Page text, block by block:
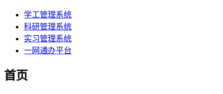
学工管理系统
科研管理系统
实习管理系统
一网通办平台
首页